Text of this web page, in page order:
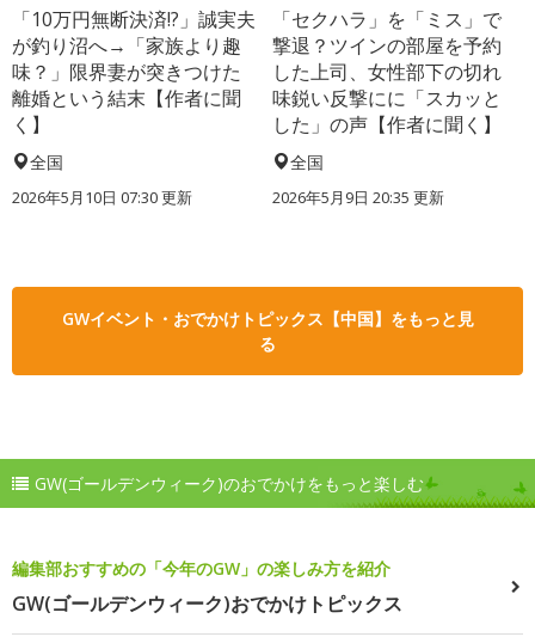
「10万円無断決済!?」誠実夫
が釣り沼へ→「家族より趣
味？」限界妻が突きつけた
離婚という結末【作者に聞
く】
全国
2026年5月10日 07:30 更新
「セクハラ」を「ミス」で
撃退？ツインの部屋を予約
した上司、女性部下の切れ
味鋭い反撃にに「スカッと
した」の声【作者に聞く】
全国
2026年5月9日 20:35 更新
GWイベント・おでかけトピックス【中国】をもっと見
る
GW(ゴールデンウィーク)のおでかけをもっと楽しむ
編集部おすすめの「今年のGW」の楽しみ方を紹介
GW(ゴールデンウィーク)おでかけトピックス